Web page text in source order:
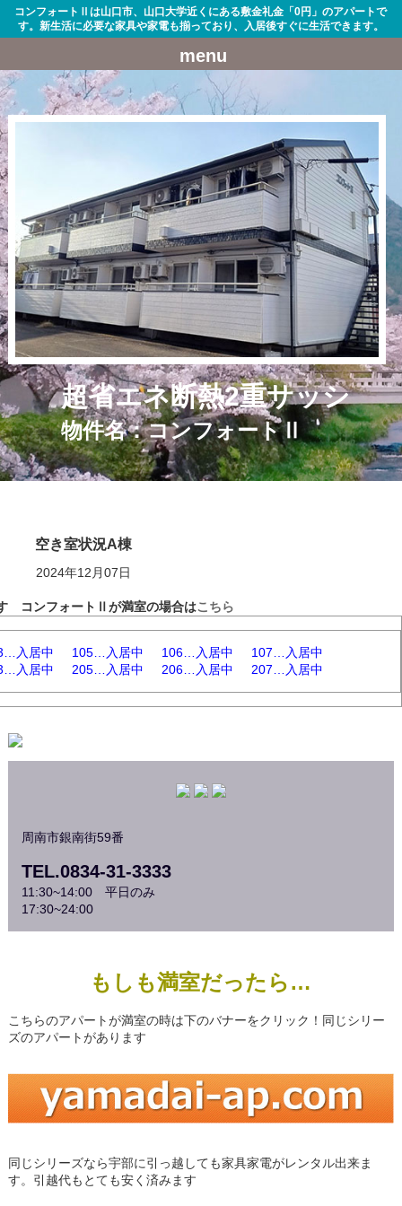
コンフォートⅡは山口市、山口大学近くにある敷金礼金「0円」のアパートで
す。新生活に必要な家具や家電も揃っており、入居後すぐに生活できます。
menu
超省エネ断熱2重サッシ
物件名：コンフォートⅡ
空き室状況A棟
2024年12月07日
コンフォートⅡが満室の場合はこちら
入居中 105…入居中 106…入居中
107…入居中
入居中
205…入居中 206… 入居中 207…入居中
周南市銀南街59番
TEL.0834-31-3333
11:30~14:00 平日のみ
17:30~24:00
もしも満室だったら…
こちらのアパートが満室の時は下のバナーをクリック！同じシリー
ズのアパートがあります
同じシリーズなら宇部に引っ越しても家具家電がレンタル出来ま
す。引越代もとても安く済みます